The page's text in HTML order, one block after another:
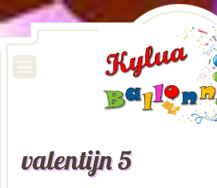
Image navigation
valentijn 5